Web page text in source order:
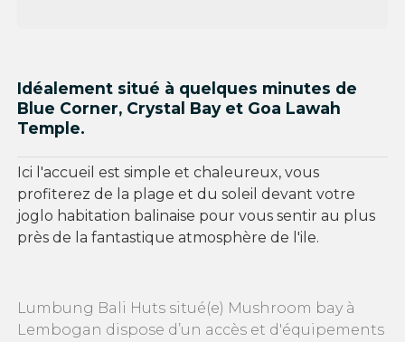
Idéalement situé à quelques minutes de
Blue Corner, Crystal Bay et Goa Lawah
Temple.
Ici l'accueil est simple et chaleureux, vous
profiterez de la plage et du soleil devant votre
joglo habitation balinaise pour vous sentir au plus
près de la fantastique atmosphère de l'ile.
Lumbung Bali Huts situé(e) Mushroom bay à
Lembogan dispose d’un accès et d'équipements